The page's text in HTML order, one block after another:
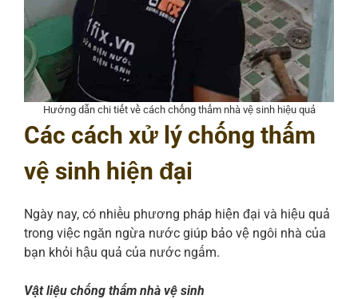
Hướng dẫn chi tiết về cách chống thấm nhà vệ sinh hiệu quả
Các cách xử lý chống thấm
vệ sinh hiện đại
Ngày nay, có nhiều phương pháp hiện đại và hiệu quả
trong việc ngăn ngừa nước giúp bảo vệ ngôi nhà của
bạn khỏi hậu quả của nước ngấm.
Vật liệu chống thấm nhà vệ sinh